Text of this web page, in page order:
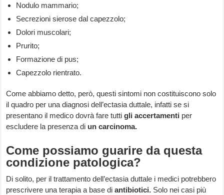
Nodulo mammario;
Secrezioni sierose dal capezzolo;
Dolori muscolari;
Prurito;
Formazione di pus;
Capezzolo rientrato.
Come abbiamo detto, però, questi sintomi non costituiscono solo
il quadro per una diagnosi dell’ectasia duttale, infatti se si
presentano il medico dovrà fare tuttigli accertamenti per
escludere la presenza di un carcinoma.
Come possiamo guarire da questa
condizione patologica?
Di solito, per il trattamento dell’ectasia duttale i medici potrebbero
prescrivere una terapia a base diantibiotici. Solo nei casi più